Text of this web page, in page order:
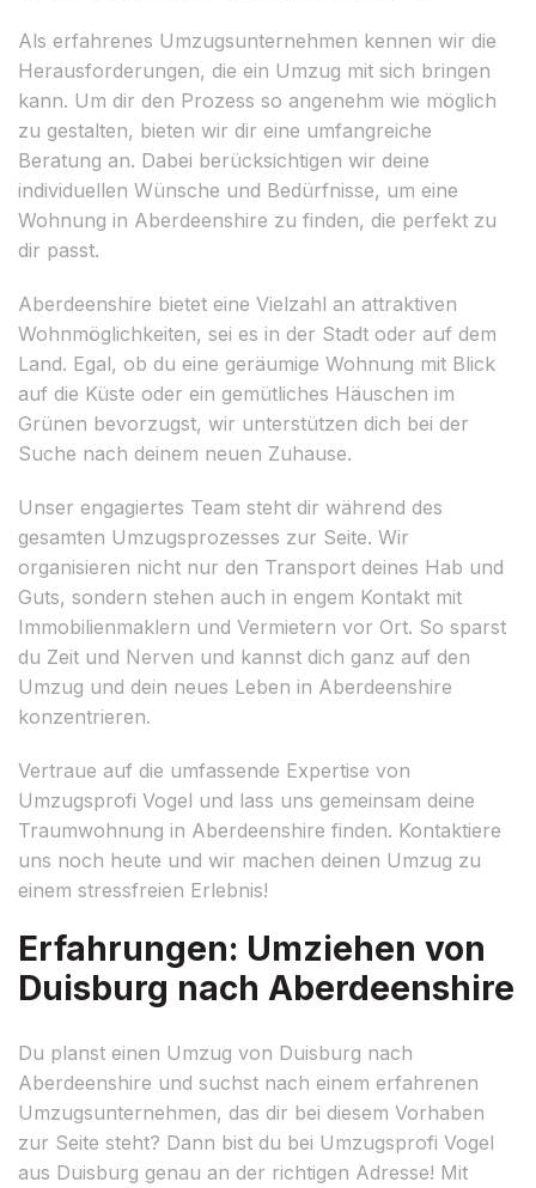
Als erfahrenes Umzugsunternehmen kennen wir die
Herausforderungen, die ein Umzug mit sich bringen
kann. Um dir den Prozess so angenehm wie möglich
zu gestalten, bieten wir dir eine umfangreiche
Beratung an. Dabei berücksichtigen wir deine
individuellen Wünsche und Bedürfnisse, um eine
Wohnung in Aberdeenshire zu finden, die perfekt zu
dir passt.
Aberdeenshire bietet eine Vielzahl an attraktiven
Wohnmöglichkeiten, sei es in der Stadt oder auf dem
Land. Egal, ob du eine geräumige Wohnung mit Blick
auf die Küste oder ein gemütliches Häuschen im
Grünen bevorzugst, wir unterstützen dich bei der
Suche nach deinem neuen Zuhause.
Unser engagiertes Team steht dir während des
gesamten Umzugsprozesses zur Seite. Wir
organisieren nicht nur den Transport deines Hab und
Guts, sondern stehen auch in engem Kontakt mit
Immobilienmaklern und Vermietern vor Ort. So sparst
du Zeit und Nerven und kannst dich ganz auf den
Umzug und dein neues Leben in Aberdeenshire
konzentrieren.
Vertraue auf die umfassende Expertise von
Umzugsprofi Vogel und lass uns gemeinsam deine
Traumwohnung in Aberdeenshire finden. Kontaktiere
uns noch heute und wir machen deinen Umzug zu
einem stressfreien Erlebnis!
Erfahrungen: Umziehen von
Duisburg nach Aberdeenshire
Du planst einen Umzug von Duisburg nach
Aberdeenshire und suchst nach einem erfahrenen
Umzugsunternehmen, das dir bei diesem Vorhaben
zur Seite steht? Dann bist du bei Umzugsprofi Vogel
aus Duisburg genau an der richtigen Adresse! Mit